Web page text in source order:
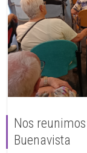
Nos
Buenavista